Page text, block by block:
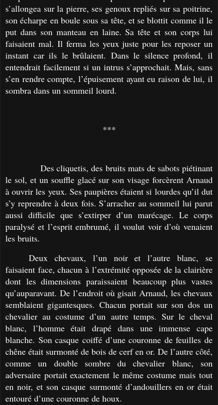
s’allongea sur la pierre, ses genoux repliés sur sa poitrine,
son écharpe en boule sous sa tête, et se blottit comme il le
put dans son manteau en laine. Sa tête et son corps lui
faisaient mal. Il ferma les yeux juste pour les reposer un
instant car ils le brûlaient. Dans le silence profond, il
entendrait facilement si un intrus s’approchait. Mais, sans
s’en rendre compte, l’épuisement ayant eu raison de lui, il
sombra dans un sommeil lourd.
***
Des cliquetis, des bruits mats de sabots piétinant
le sol, et un souffle glacé sur son visage forcèrent Arnaud
à ouvrir les yeux. Ses paupières étaient si lourdes qu’il dut
s’y reprendre à deux fois. S’arracher au sommeil lui parut
aussi difficile que s’extirper d’un marécage. Le corps
paralysé et l’esprit embrumé, il voulut voir d’où venaient
les bruits.
Deux chevaux, l’un noir et l’autre blanc, se
faisaient face, chacun à l’extrémité opposée de la clairière
dont les dimensions paraissaient beaucoup plus vastes
qu’auparavant. De l’endroit où gisait Arnaud, les chevaux
semblaient gigantesques. Chacun portait sur son dos un
chevalier au costume d’un autre temps. Sur le cheval
blanc, l’homme était drapé dans une immense cape
blanche. Son casque coiffé d’une couronne de feuilles de
chêne était surmonté de bois de cerf en or. De l’autre côté,
comme un double sombre du chevalier blanc, son
adversaire portait exactement le même costume mais tout
en noir, et son casque surmonté d’andouillers en or était
entouré d’une couronne de houx.